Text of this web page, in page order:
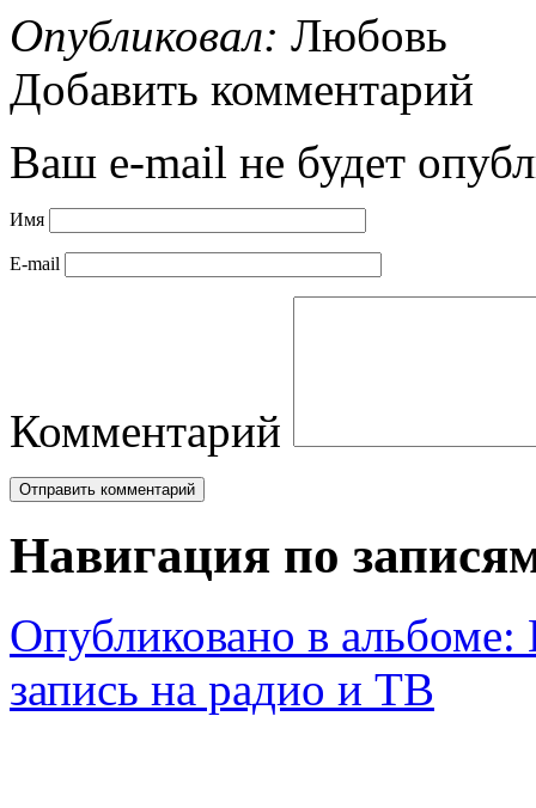
Опубликовал: Любовь
Добавить комментарий
Ваш e-mail не будет
Имя
E-mail
Комментарий
Навигация по
Опубликовано в альбоме:
запись на радио и ТВ